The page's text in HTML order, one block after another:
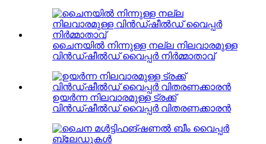
ചൈനയിൽ നിന്നുള്ള നല്ല നിലവാരമുള്ള
വിൻഡ്ഷീൽഡ് വൈപ്പർ നിർമ്മാതാവ്
ഉയർന്ന നിലവാരമുള്ള ട്രക്ക്
വിൻഡ്ഷീൽഡ് വൈപ്പർ വിതരണക്കാരൻ